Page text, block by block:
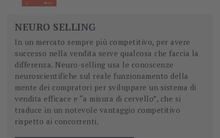
NEURO SELLING
In un mercato sempre più competitivo, per avere
successo nella vendita serve qualcosa che faccia la
differenza. Neuro-selling usa le conoscenze
neuroscientifiche sul reale funzionamento della
mente dei compratori per sviluppare un sistema di
vendita efficace e “a misura di cervello”, che si
traduce in un notevole vantaggio competitivo
rispetto ai concorrenti.